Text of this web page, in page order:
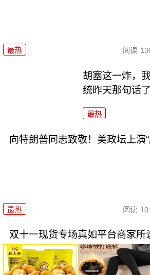
最热 阅读
胡塞这一炸，
统昨天那句话了
最热
向特朗普同志致敬！美政坛上演
最热 阅读
双十一现货专场真如平台商家所